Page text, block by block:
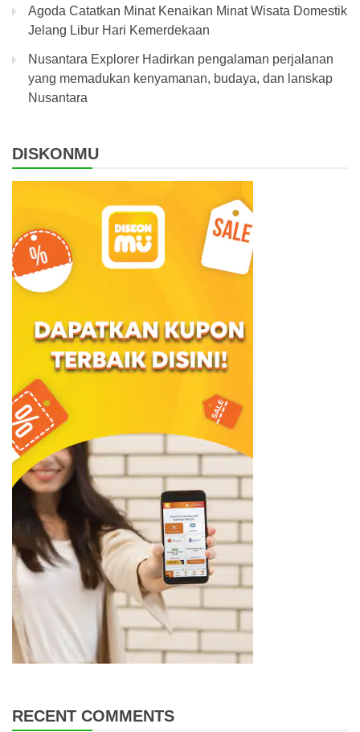
Agoda Catatkan Minat Kenaikan Minat Wisata Domestik
Jelang Libur Hari Kemerdekaan
Nusantara Explorer Hadirkan pengalaman perjalanan
yang memadukan kenyamanan, budaya, dan lanskap
Nusantara
DISKONMU
RECENT COMMENTS